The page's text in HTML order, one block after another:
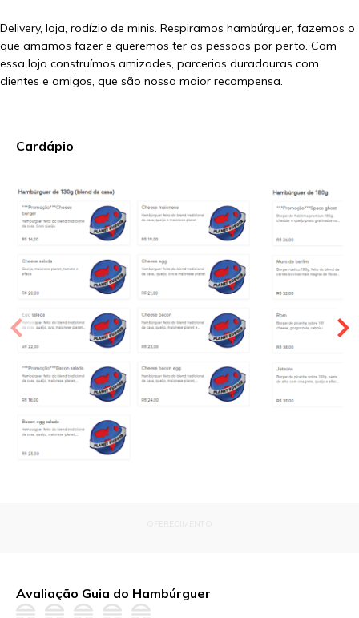
Delivery, loja, rodízio de minis. Respiramos hambúrguer, fazemos o
que amamos fazer e queremos ter as pessoas por perto. Com
essa loja construímos amizades, parcerias duradouras com
clientes e amigos, que são nossa maior recompensa.
Cardápio
Avaliação Guia do Hambúrguer